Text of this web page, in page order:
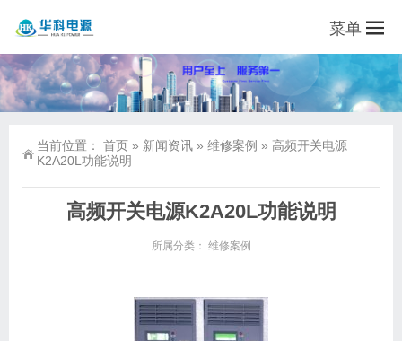
菜单
当前位置： 首页 » 新闻资讯 » 维修案例 » 高频开关电源
K2A20L功能说明
高频开关电源K2A20L功能说明
所属分类： 维修案例